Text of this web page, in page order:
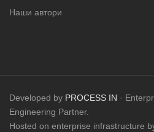
Наши автори
Developed by PROCESS IN ·
Engineering Partner.
Hosted on enterprise infrastructure